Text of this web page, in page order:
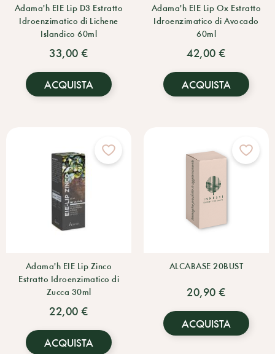
Adama'h EIE Lip D3 Estratto
Idroenzimatico di Lichene
Islandico 60ml
33,00 €
ACQUISTA
Adama'h EIE Lip Ox Estratto
Idroenzimatico di Avocado
60ml
42,00 €
ACQUISTA
Adama'h EIE Lip Zinco
Estratto Idroenzimatico di
Zucca 30ml
22,00 €
ACQUISTA
ALCABASE 20BUST
20,90 €
ACQUISTA